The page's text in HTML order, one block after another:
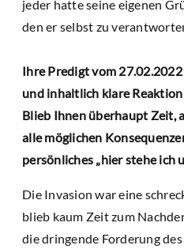
jeder hatte seine eigenen
den er selbst zu
Ihre Predigt vom
und inhaltlich klare
Blieb Ihnen überhaupt Zeit,
alle möglichen
persönliches „hier stehe ich
Die Invasion war eine
blieb kaum Zeit zum
die dringende Forderung